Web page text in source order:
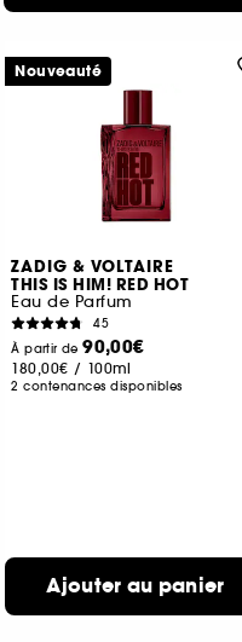
ZADIG & VOLTAIRE
THIS IS HIM! RED HOT
Eau de Parfum
45
À partir de90,00€
180,00€ / 100ml
2 contenances disponibles
Ajouter au panier
Nouveauté